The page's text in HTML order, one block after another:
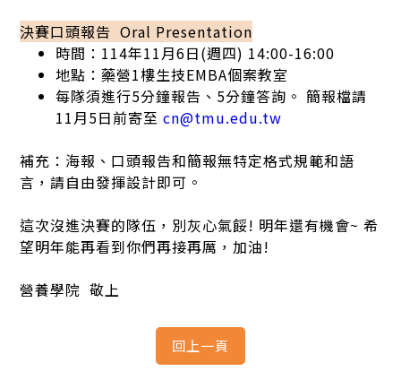
決賽口頭報告 Oral Presentation
時間：114年11月6日(週四) 14:00-16:00
地點：藥營1樓生技EMBA個案教室
每隊須進行5分鐘報告、5分鐘答詢。 簡報檔請
11月5日前寄至cn@tmu.edu.tw
補充：海報、口頭報告和簡報無特定格式規範和語
言，請自由發揮設計即可。
這次沒進決賽的隊伍，別灰心氣餒! 明年還有機會~ 希
望明年能再看到你們再接再厲，加油!
營養學院 敬上